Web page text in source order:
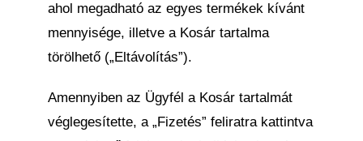
ahol megadható az egyes termékek kívánt
mennyisége, illetve a Kosár tartalma
törölhető („Eltávolítás”).
Amennyiben az Ügyfél a Kosár tartalmát
véglegesítette, a „Fizetés” feliratra kattintva